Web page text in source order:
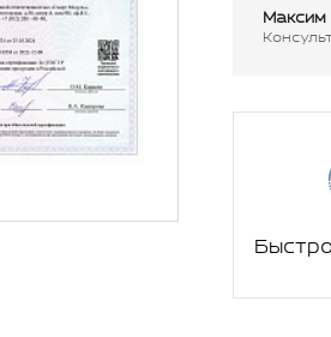
Максим